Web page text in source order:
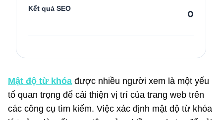
Kết quả SEO 0
Mật độ từ khóa được nhiều người xem là một yếu
tố quan trọng để cải thiện vị trí của trang web trên
các công cụ tìm kiếm. Việc xác định mật độ từ khóa